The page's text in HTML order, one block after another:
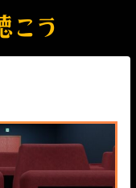
インナップと独